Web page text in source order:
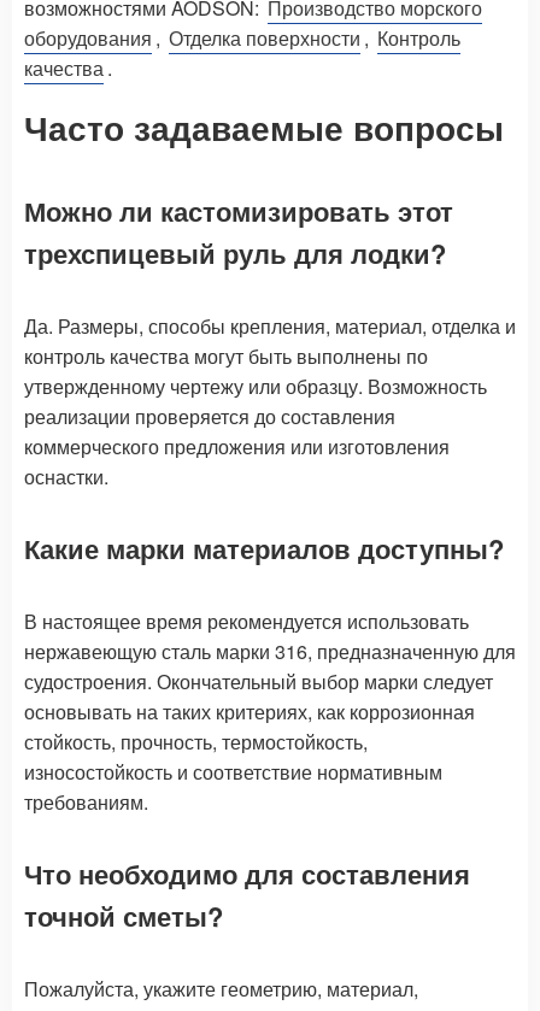
возможностями AODSON: Производство морского
оборудования , Отделка поверхности , Контроль
качества.
Часто задаваемые вопросы
Можно ли кастомизировать этот
трехспицевый руль для лодки?
Да. Размеры, способы крепления, материал, отделка и
контроль качества могут быть выполнены по
утвержденному чертежу или образцу. Возможность
реализации проверяется до составления
коммерческого предложения или изготовления
оснастки.
Какие марки материалов доступны?
В настоящее время рекомендуется использовать
нержавеющую сталь марки 316, предназначенную для
судостроения. Окончательный выбор марки следует
основывать на таких критериях, как коррозионная
стойкость, прочность, термостойкость,
износостойкость и соответствие нормативным
требованиям.
Что необходимо для составления
точной сметы?
Пожалуйста, укажите геометрию, материал,